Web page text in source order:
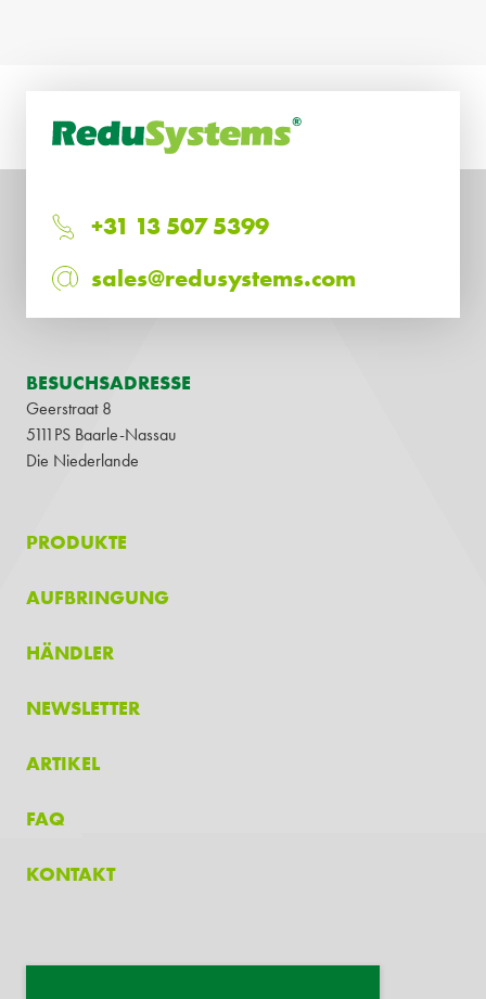
+31 13 507 5399
sales@redusystems.com
BESUCHSADRESSE
Geerstraat 8
5111PS Baarle-Nassau
Die Niederlande
PRODUKTE
AUFBRINGUNG
HÄNDLER
NEWSLETTER
ARTIKEL
FAQ
KONTAKT